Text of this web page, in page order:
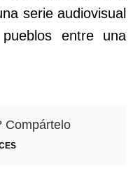
serie audiovisual
entre una
Compártelo